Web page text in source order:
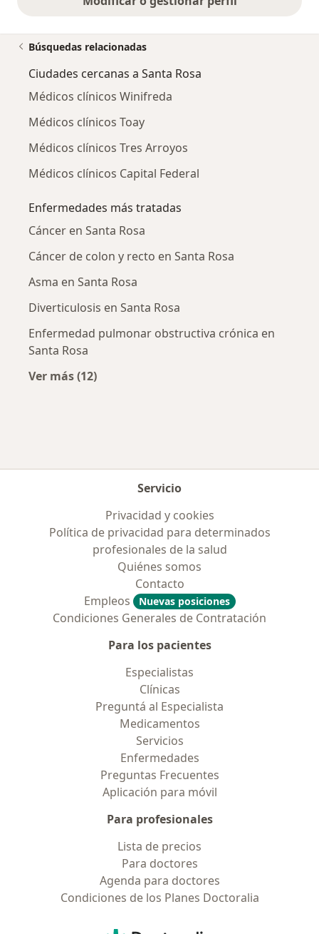
Búsquedas relacionadas
Ciudades cercanas a Santa Rosa
Médicos clínicos Winifreda
Médicos clínicos Toay
Médicos clínicos Tres Arroyos
Médicos clínicos Capital Federal
Enfermedades más tratadas
Cáncer en Santa Rosa
Cáncer de colon y recto en Santa Rosa
Asma en Santa Rosa
Diverticulosis en Santa Rosa
Enfermedad pulmonar obstructiva crónica en
Santa Rosa
Ver más (12)
Servicio
Privacidad y cookies
Política de privacidad para determinados
profesionales de la salud
Quiénes somos
Contacto
Empleos
Nuevas posiciones
Condiciones Generales de Contratación
Para los pacientes
Especialistas
Clínicas
Preguntá al Especialista
Medicamentos
Servicios
Enfermedades
Preguntas Frecuentes
Aplicación para móvil
Para profesionales
Lista de precios
Para doctores
Agenda para doctores
Condiciones de los Planes Doctoralia